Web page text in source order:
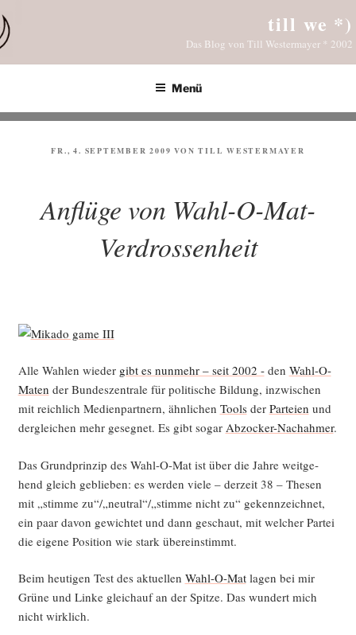
Inhalt
springen
till we *)
Das Blog von Till Westermayer * 2002
Menü
VERÖFFENTLICHT
FR., 4. SEPTEMBER 2009 VONTILL WESTERMAYER
Anflüge von Wahl-O-Mat-
Verdrossenheit
Alle Wah­len wie­der gibt es nun­mehr – seit 2002 -den Wahl-O-
Maten der Bun­des­zen­tra­le für poli­ti­sche Bil­dung, inzwi­schen
mit reich­lich Medi­en­part­nern, ähn­li­chen Toolsder Par­tei­en und
der­glei­chen mehr geseg­net. Es gibt sogar Abzo­cker-Nach­ah­mer.
Das Grund­prin­zip des Wahl-O-Mat ist über die Jah­re weit­ge­
hend gleich geblie­ben: es wer­den vie­le – der­zeit 38 – The­sen
mit „stim­me zu“/„neutral“/„stimme nicht zu“ gekenn­zeich­net,
ein paar davon gewich­tet und dann geschaut, mit wel­cher Par­tei
die eige­ne Posi­ti­on wie stark übereinstimmt.
Beim heu­ti­gen Test des aktu­el­len Wahl-O-Matlagen bei mir
Grü­ne und Lin­ke gleich­auf an der Spit­ze. Das wun­dert mich
nicht wirklich.